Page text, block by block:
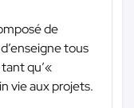
de
tous
qu’«
vie aux projets.